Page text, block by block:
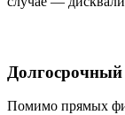
Помимо прямых